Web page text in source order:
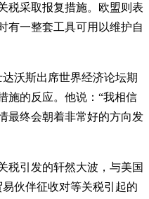
税采取报复措施。欧盟则表
有一整套工具可用以维护自
沃斯出席世界经济论坛期
施的反应。他说：“我相信
最终会朝着非常好的方向发
税引发的轩然大波，与美国
伙伴征收对等关税引起的